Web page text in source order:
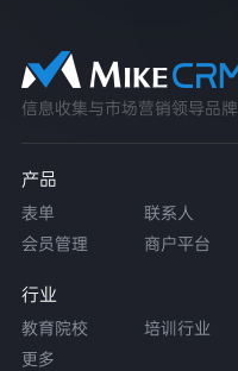
信息收集与市场营销领导品牌
产品
表单 联系人
会员管理
商户平台
行业
教育院校 培训行业
更多